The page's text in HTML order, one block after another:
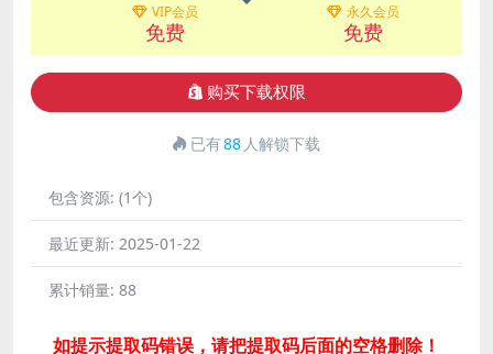
VIP会员
免费
永久会员
免费
购买下载权限
已有88 人解锁下载
包含资源: (1个)
最近更新: 2025-01-22
累计销量: 88
如提示提取码错误，请把提取码后面的空格删除！